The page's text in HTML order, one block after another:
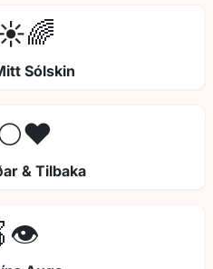
Sólskin
& Tilbaka